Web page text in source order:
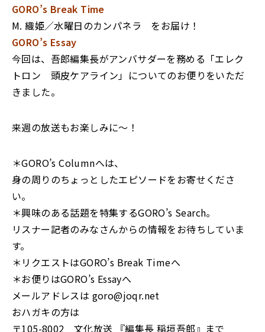
GORO’s Break Time
M. 織姫／水曜日のカンパネラ をお届け！
GORO’s Essay
今回は、吾郎編集長がアンバサダーを務める「エレク
トロン 頭皮ケアライン」についてのお便りをいただ
きました。
来週の放送もお楽しみに～！
＊GORO’s Columnへは、
身の周りのちょっとしたエピソードをお寄せくださ
い。
＊興味のある話題を特集するGORO’s Search。
リスナー記者のみなさんからの情報をお待ちしていま
す。
＊リクエストはGORO’s Break Timeへ
＊お便りはGORO’s Essayへ
メールアドレスは goro@joqr.net
おハガキの方は
〒105-8002 文化放送 『編集長 稲垣吾郎』まで